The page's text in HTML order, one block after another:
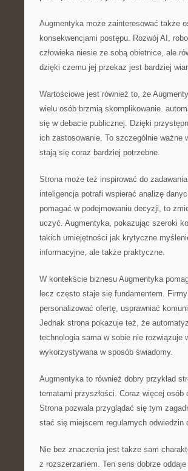
Augmentyka może zainteresować także
konsekwencjami postępu. Rozwój AI,
człowieka niesie ze sobą obietnice, ale
dzięki czemu jej przekaz jest bardziej
Wartościowe jest również to, że
wielu osób brzmią skomplikowanie.
się w debacie publicznej. Dzięki
ich zastosowanie. To szczególnie
stają się coraz bardziej potrzebne.
Strona może też inspirować do
inteligencja potrafi wspierać analizę
pomagać w podejmowaniu decyzji, to
uczyć. Augmentyka, pokazując szeroki
takich umiejętności jak krytyczne
informacyjne, ale także praktyczne.
W kontekście biznesu Augmentyka
lecz często staje się fundamentem.
personalizować ofertę, usprawniać
Jednak strona pokazuje też, że
technologia sama w sobie nie
wykorzystywana w sposób świadomy.
Augmentyka to również dobry przykład
tematami przyszłości. Coraz więcej
Strona pozwala przyglądać się tym
stać się miejscem regularnych
Nie bez znaczenia jest także sam
z rozszerzaniem. Ten sens dobrze